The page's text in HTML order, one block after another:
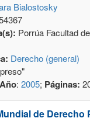
Bialostosky
Porrúa Facultad
Derecho (general)
Año:2005; Páginas:
de Derecho